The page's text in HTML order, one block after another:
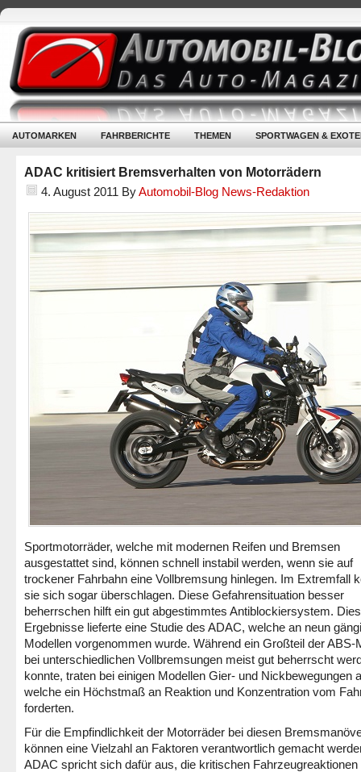
AUTOMARKEN FAHRBERICHTE THEMEN SPORTWAGEN &
ADAC kritisiert Bremsverhalten von Motorrädern
4. August 2011 ByAutomobil-Blog News-Redaktion
Sportmotorräder, welche mit modernen Reifen und Bremsen
ausgestattet sind, können schnell instabil werden, wenn sie auf
trockener Fahrbahn eine Vollbremsung hinlegen. Im Extremfall
sie sich sogar überschlagen. Diese Gefahrensituation besser
beherrschen hilft ein gut abgestimmtes Antiblockiersystem.
Ergebnisse lieferte eine Studie des ADAC, welche an neun
Modellen vorgenommen wurde. Während ein Großteil der ABS-
bei unterschiedlichen Vollbremsungen meist gut beherrscht
konnte, traten bei einigen Modellen Gier- und Nickbewegungen
welche ein Höchstmaß an Reaktion und Konzentration vom
forderten.
Für die Empfindlichkeit der Motorräder bei diesen
können eine Vielzahl an Faktoren verantwortlich gemacht
ADAC spricht sich dafür aus, die kritischen Fahrzeugreaktionen